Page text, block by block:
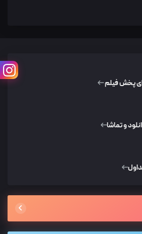
پخش فیلم
و تماشا